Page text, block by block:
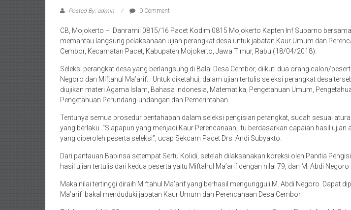
Posted By: admin 0 Comment
CB, Mojokerto – Danramil 0815/16 Pacet Kodim 0815 Mojokerto Kapten Inf Suparno
memantau langsung pelaksanaan ujian perangkat desa untuk jabatan Kaur Umum dan
Cembor, Kecamatan Pacet, Kabupaten Mojokerto, Jawa Timur, Rabu (18/04/2018).
Seleksi perangkat desa yang berlangsung di Balai Desa Cembor, diikuti dua orang calon/
Negoro dan Miftahul Ma’arif. Untuk diketahui, dalam ujian tertulis seleksi perangkat desa
diujikan materi Agama Islam, Bahasa Indonesia, Matematika, Pengetahuan Umum,
Pengetahuan Perundang-undangan dan Pemerintahan.
Tentunya semua prosedur pentahapan dalam seleksi pengisian perangkat, sudah sesuai
yang berlaku. “Siapapun yang menjadi Kaur Perencanaan, itu berdasarkan capaian hasil ujian
yang diperoleh peserta seleksi”, ucap Sekcam Pacet Drs. Andi Subyakto.
Dari pantauan Babinsa setempat Sertu Kolidi, setelah dilaksanakan koreksi oleh Panitia
hasil ujian tertulis dari kedua peserta yaitu Miftahul Ma’arif dengan nilai 79, dan M. Abdi Negoro
Maka nilai tertinggi diraih Miftahul Ma’arif yang berhasil mengungguli M. Abdi Negoro. Dapat
Ma’arif bakal menduduki jabatan Kaur Umum dan Perencanaan Desa Cembor.